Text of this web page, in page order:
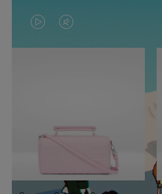
LA
VIDÉO
PAUSE,
APPUYEZ
SUR
LE
SON
DÉSACTIVÉ.
VEUILLEZ